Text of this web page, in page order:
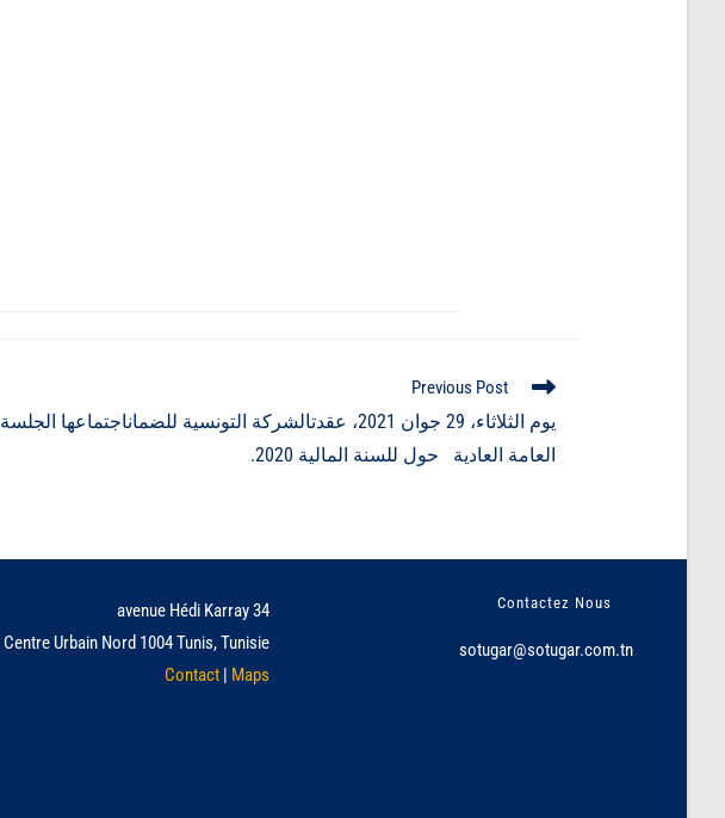
Previous Post
يوم الثلاثاء، 29 جوان 2021، عقدتالشركة التونسية للضماناجتماعها الجلسة
العامة العادية حول للسنة المالية 2020.
Contactez Nous
sotugar@sotugar.com.tn
34 avenue Hédi Karray
Centre Urbain Nord 1004 Tunis, Tunisie
Contact | Maps